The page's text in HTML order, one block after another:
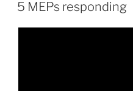
5 MEPs responding